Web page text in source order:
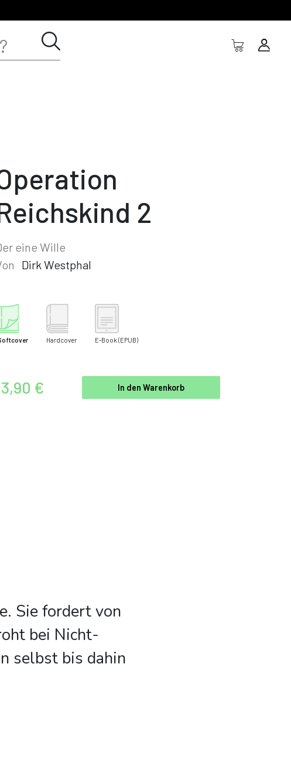
2
eine Wille
Dirk Westphal
Hardcover E-Book (EPUB)
€ In den Warenkorb
Sie fordert von
bei Nicht-
selbst bis dahin